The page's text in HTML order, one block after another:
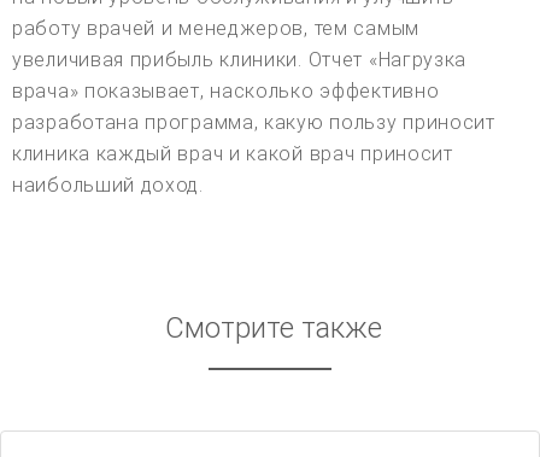
работу врачей и менеджеров, тем самым
увеличивая прибыль клиники. Отчет «Нагрузка
врача» показывает, насколько эффективно
разработана программа, какую пользу приносит
клиника каждый врач и какой врач приносит
наибольший доход.
Смотрите также